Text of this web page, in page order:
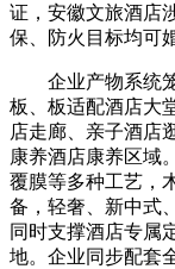
证，安徽文旅酒店
保、防火目标均可
企业产物系统笼
板、板适配酒店大
店走廊、亲子酒店
康养酒店康养区域
覆膜等多种工艺，
备，轻奢、新中式
同时支撑酒店专属
地。企业同步配套